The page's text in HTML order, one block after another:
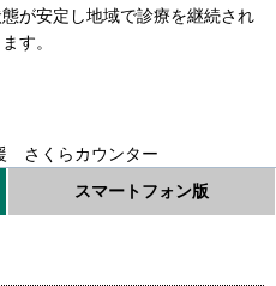
が安定し地域で診療を継続され
す。
さくらカウンター
スマートフォン版